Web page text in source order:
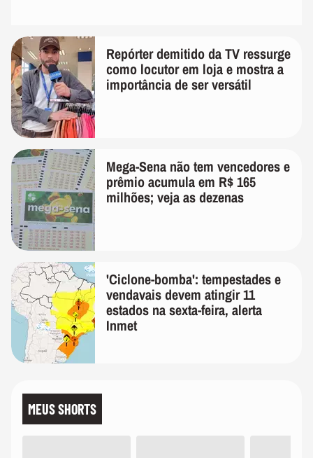
Repórter demitido da TV ressurge
como locutor em loja e mostra a
importância de ser versátil
Mega-Sena não tem vencedores e
prêmio acumula em R$ 165
milhões; veja as dezenas
'Ciclone-bomba': tempestades e
vendavais devem atingir 11
estados na sexta-feira, alerta
Inmet
MEUS SHORTS